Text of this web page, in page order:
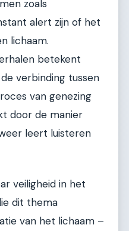
zoals
alert zijn of het
lichaam.
betekent
verbinding tussen
van genezing
door de manier
leert luisteren
veiligheid in het
dit thema
van het lichaam –